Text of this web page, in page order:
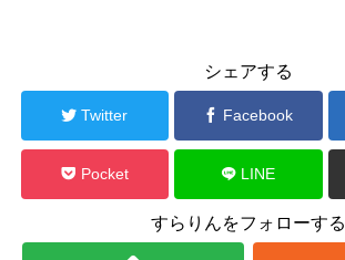
シェアする
Twitter Facebook
Pocket LINE
すらりんをフォローする